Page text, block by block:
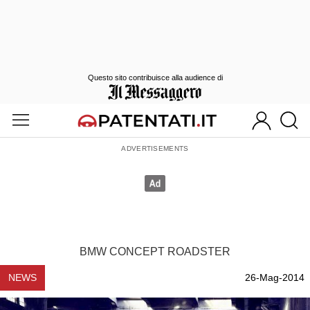
BMW CONCEPT ROADSTER
NEWS 26-Mag-2014
Questo sito contribuisce alla audience di